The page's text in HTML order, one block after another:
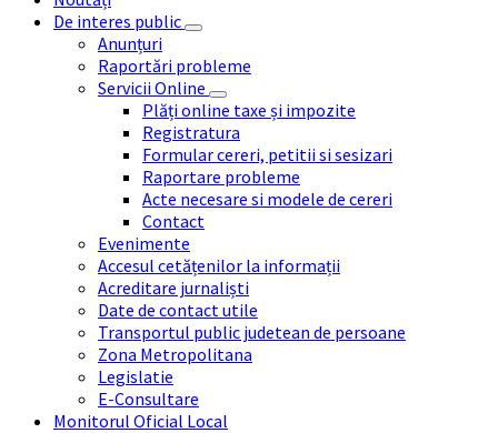
De interes public
Anunțuri
Raportări probleme
Servicii Online
Plăți online taxe și impozite
Registratura
Formular cereri, petitii si sesizari
Raportare probleme
Acte necesare si modele de cereri
Contact
Evenimente
Accesul cetățenilor la informații
Acreditare jurnaliști
Date de contact utile
Transportul public judetean de persoane
Zona Metropolitana
Legislatie
E-Consultare
Monitorul Oficial Local